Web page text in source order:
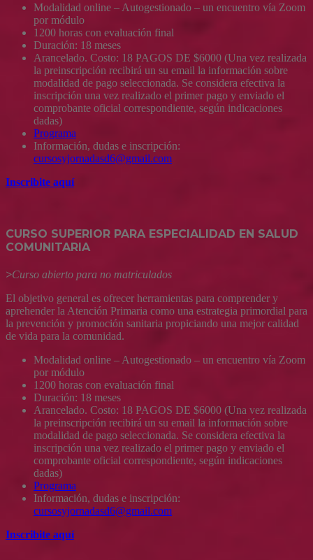
Modalidad online – Autogestionado – un encuentro vía Zoom
por módulo
1200 horas con evaluación final
Duración: 18 meses
Arancelado. Costo: 18 PAGOS DE $6000 (Una vez realizada
la preinscripción recibirá un su email la información sobre
modalidad de pago seleccionada. Se considera efectiva la
inscripción una vez realizado el primer pago y enviado el
comprobante oficial correspondiente, según indicaciones
dadas)
Programa
Información, dudas e inscripción:
cursosyjornadasd6@gmail.com
Inscribite aquí
CURSO SUPERIOR PARA ESPECIALIDAD EN SALUD
COMUNITARIA
>Curso abierto para no matriculados
El objetivo general es ofrecer herramientas para comprender y
aprehender la Atención Primaria como una estrategia primordial para
la prevención y promoción sanitaria propiciando una mejor calidad
de vida para la comunidad.
Modalidad online – Autogestionado – un encuentro vía Zoom
por módulo
1200 horas con evaluación final
Duración: 18 meses
Arancelado. Costo: 18 PAGOS DE $6000 (Una vez realizada
la preinscripción recibirá un su email la información sobre
modalidad de pago seleccionada. Se considera efectiva la
inscripción una vez realizado el primer pago y enviado el
comprobante oficial correspondiente, según indicaciones
dadas)
Programa
Información, dudas e inscripción:
cursosyjornadasd6@gmail.com
Inscribite aquí